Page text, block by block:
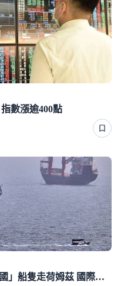
數漲逾400點
伊朗出招了！將修法封殺「這兩國」船隻走荷姆茲 國際油價狂飆近4％